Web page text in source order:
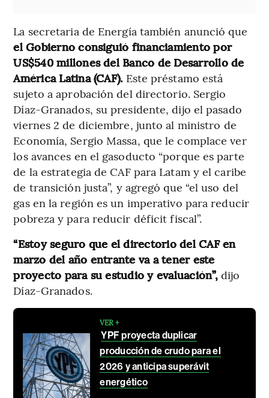
La secretaria de Energía también anunció que
el Gobierno consiguió financiamiento por
US$540 millones del Banco de Desarrollo de
América Latina (CAF). Este préstamo está
sujeto a aprobación del directorio. Sergio
Díaz-Granados, su presidente, dijo el pasado
viernes 2 de diciembre, junto al ministro de
Economía, Sergio Massa, que le complace ver
los avances en el gasoducto “porque es parte
de la estrategia de CAF para Latam y el caribe
de transición justa”, y agregó que “el uso del
gas en la región es un imperativo para reducir
pobreza y para reducir déficit fiscal”.
“Estoy seguro que el directorio del CAF en
marzo del año entrante va a tener este
proyecto para su estudio y evaluación”, dijo
Díaz-Granados.
VER +
YPF proyecta duplicar
producción de crudo para el
2026 y anticipa superávit
energético